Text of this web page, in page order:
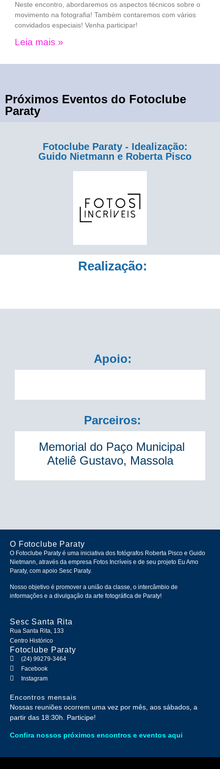
Neste encontro, abordaremos os aspectos técnicos sobre o
movimento na fotografia! Também contaremos com vários
convidados especiais! Venha participar!
Leia mais »
Próximos Eventos do Fotoclube
Paraty
Fotoclube Paraty - Idealização:
Guido Nietmann e Roberta Pisco
Realização:
Apoio:
Parceiros:
Memorial do Paço Municipal
Ateliê Gustavo, Massola
O Fotoclube Paraty
O Fotoclube Paraty é uma iniciativa dos fotógrafos Roberta Pisco e Guido
Nietmann, através da empresa Fotos Incríveis e de seu projeto Eu Amo
Paraty, com apoio Sesc Paraty.
Nosso objetivo é promover a união da classe, o intercâmbio de
informações e a divulgação da arte fotográfica de Paraty!
Sesc Santa Rita
Rua Santa Rita, 133
Centro Histórico
Fotoclube Paraty
(24) 99279-3464
Facebook
Instagram
Encontros mensais
Nossas reuniões ocorrem uma vez por mês, aos sábados, a
partir das 18:30h. Participe!
Confira nossos próximos encontros e eventos aqui